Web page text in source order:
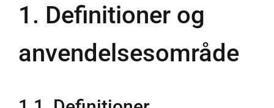
1. Definitioner og
anvendelsesområde